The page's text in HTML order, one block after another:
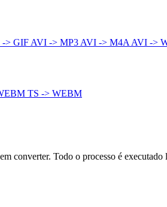
-> GIF AVI -> MP3 AVI -> M4A AVI ->
TS -> WEBM
converter. Todo o processo é